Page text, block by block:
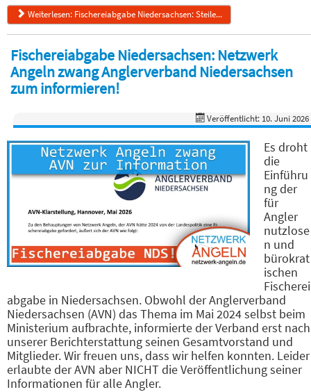
Weiterlesen: Fischereiabgabe Niedersachsen: Steile...
Fischereiabgabe Niedersachsen: Netzwerk
Angeln zwang Anglerverband Niedersachsen
zum informieren!
Veröffentlicht: 10. Juni 2026
Es droht
die
Einführu
ng der
für
Angler
nutzlose
n und
bürokrat
ischen
Fischerei
abgabe in Niedersachsen. Obwohl der Anglerverband
Niedersachsen (AVN) das Thema im Mai 2024 selbst beim
Ministerium aufbrachte, informierte der Verband erst nach
unserer Berichterstattung seinen Gesamtvorstand und
Mitglieder. Wir freuen uns, dass wir helfen konnten. Leider
erlaubte der AVN aber NICHT die Veröffentlichung seiner
Informationen für alle Angler.